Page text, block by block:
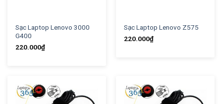
Sạc Laptop Lenovo 3000
G400
220.000₫
Sạc Laptop Lenovo Z575
220.000₫